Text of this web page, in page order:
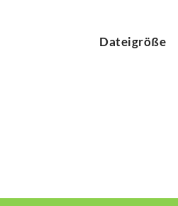
Dateigröße